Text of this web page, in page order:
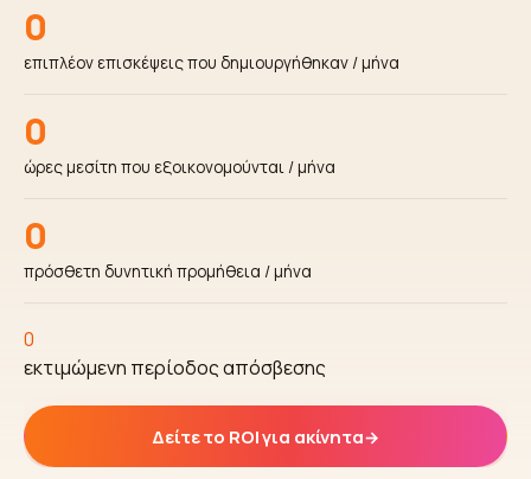
0
επιπλέον επισκέψεις που δημιουργήθηκαν / μήνα
0
ώρες μεσίτη που εξοικονομούνται / μήνα
0
πρόσθετη δυνητική προμήθεια / μήνα
0
εκτιμώμενη περίοδος απόσβεσης
Δείτε το ROI για ακίνητα→